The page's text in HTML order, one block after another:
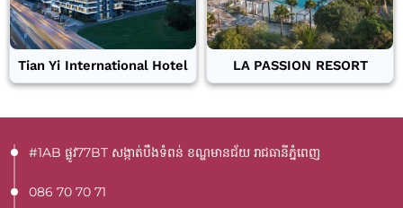
Tian Yi International Hotel LA PASSION RESORT
#1AB ផ្លូវ77BT​ សង្កាត់បឹងទំពន់ ខណ្ឌមានជ័យ រាជធានីភ្នំពេញ
086 70 70 71